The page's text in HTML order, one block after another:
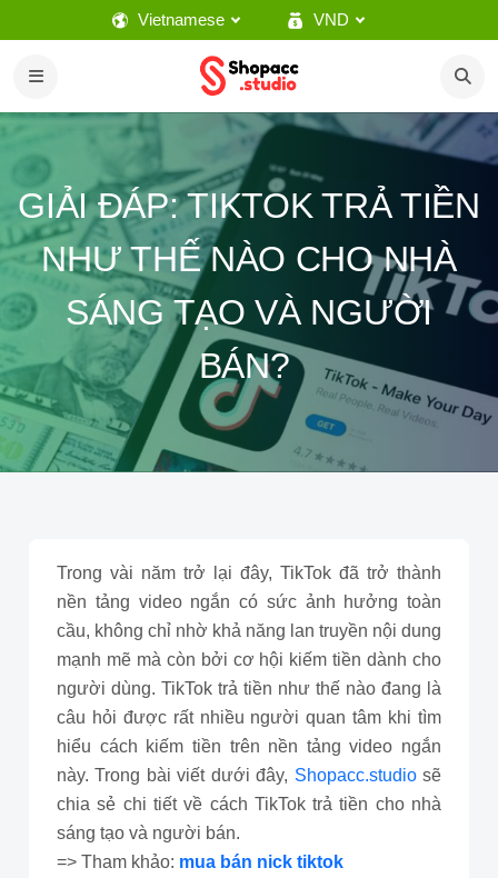
Vietnamese VND
GIẢI ĐÁP: TIKTOK TRẢ TIỀN
NHƯ THẾ NÀO CHO NHÀ
SÁNG TẠO VÀ NGƯỜI
BÁN?
Trong vài năm trở lại đây, TikTok đã trở thành
nền tảng video ngắn có sức ảnh hưởng toàn
cầu, không chỉ nhờ khả năng lan truyền nội dung
mạnh mẽ mà còn bởi cơ hội kiếm tiền dành cho
người dùng. TikTok trả tiền như thế nào đang là
câu hỏi được rất nhiều người quan tâm khi tìm
hiểu cách kiếm tiền trên nền tảng video ngắn
này. Trong bài viết dưới đây, Shopacc.studiosẽ
chia sẻ chi tiết về cách TikTok trả tiền cho nhà
sáng tạo và người bán.
=> Tham khảo: mua bán nick tiktok